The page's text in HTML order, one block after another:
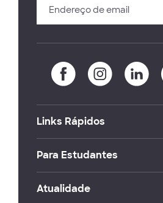
Links Rápidos
Para Estudantes
Atualidade